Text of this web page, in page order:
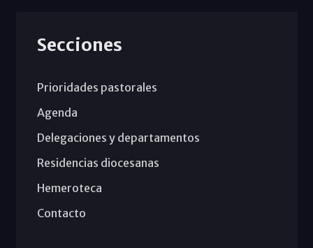
Secciones
Prioridades pastorales
Agenda
Delegaciones y departamentos
Residencias diocesanas
Hemeroteca
Contacto